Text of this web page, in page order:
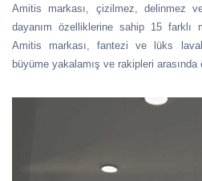
Amitis markası, çizilmez, delinmez
dayanım özelliklerine sahip 15 farklı
Amitis markası, fantezi ve lüks
büyüme yakalamış ve rakipleri arasında